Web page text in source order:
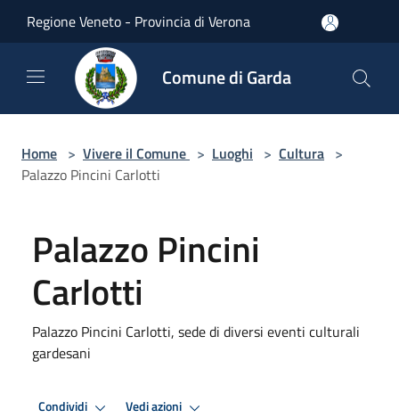
Regione Veneto - Provincia di Verona
Comune di Garda
Home > Vivere il Comune > Luoghi > Cultura >
Palazzo Pincini Carlotti
Palazzo Pincini
Carlotti
Palazzo Pincini Carlotti, sede di diversi eventi culturali
gardesani
Condividi Vedi azioni